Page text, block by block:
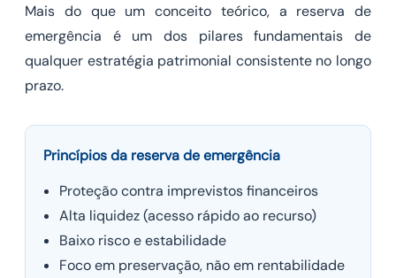
Mais do que um conceito teórico, a reserva de
emergência é um dos pilares fundamentais de
qualquer estratégia patrimonial consistente no longo
prazo.
Princípios da reserva de emergência
Proteção contra imprevistos financeiros
Alta liquidez (acesso rápido ao recurso)
Baixo risco e estabilidade
Foco em preservação, não em rentabilidade